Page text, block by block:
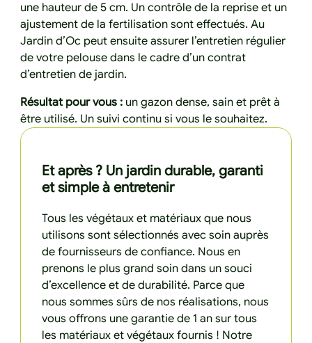
une hauteur de 5 cm. Un contrôle de la reprise et un
ajustement de la fertilisation sont effectués. Au
Jardin d’Oc peut ensuite assurer l’entretien régulier
de votre pelouse dans le cadre d’un contrat
d’entretien de jardin.
Résultat pour vous : un gazon dense, sain et prêt à
être utilisé. Un suivi continu si vous le souhaitez.
Et après ? Un jardin durable, garanti
et simple à entretenir
Tous les végétaux et matériaux que nous
utilisons sont sélectionnés avec soin auprès
de fournisseurs de confiance. Nous en
prenons le plus grand soin dans un souci
d’excellence et de durabilité. Parce que
nous sommes sûrs de nos réalisations, nous
vous offrons une garantie de 1 an sur tous
les matériaux et végétaux fournis ! Notre